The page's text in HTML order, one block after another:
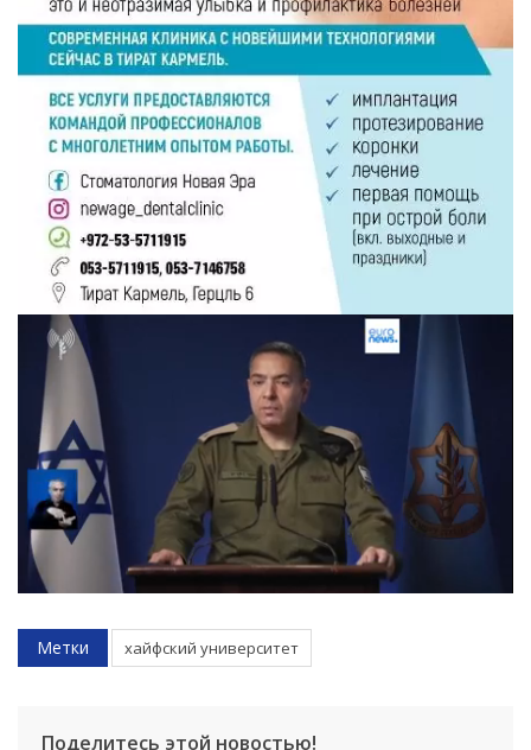
Метки хайфский университет
Поделитесь этой новостью!